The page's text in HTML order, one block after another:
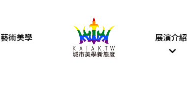
藝術美學 展演介紹